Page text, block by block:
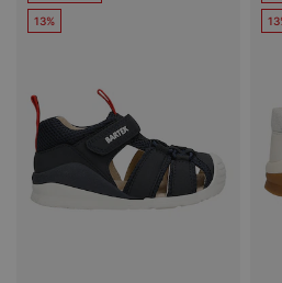
13%